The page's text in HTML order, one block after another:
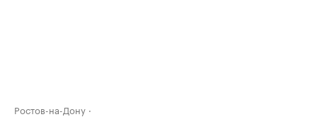
Ростов-на-Дону